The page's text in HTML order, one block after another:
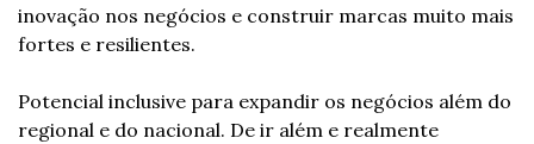
inovação nos negócios e construir marcas muito mais
fortes e resilientes.
Potencial inclusive para expandir os negócios além do
regional e do nacional. De ir além e realmente